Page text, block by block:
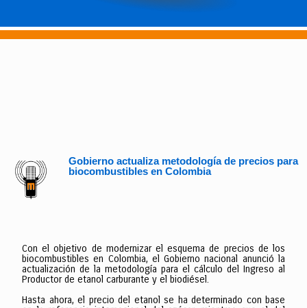
Gobierno actualiza metodología de precios para
biocombustibles en Colombia
Con el objetivo de modernizar el esquema de precios de los
biocombustibles en Colombia, el Gobierno nacional anunció la
actualización de la metodología para el cálculo del Ingreso al
Productor de etanol carburante y el biodiésel.
Hasta ahora, el precio del etanol se ha determinado con base